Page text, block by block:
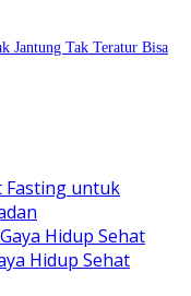
Jantung Tak Teratur Bisa
Fasting untuk
Hidup Sehat
Hidup Sehat